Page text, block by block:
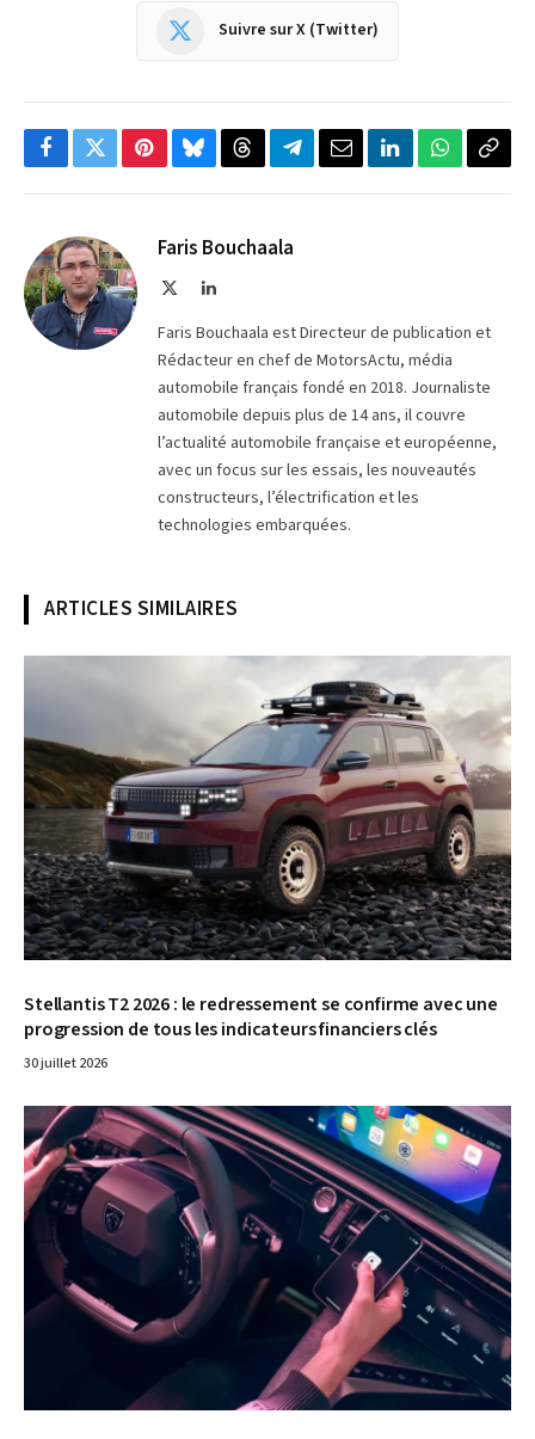
Suivre sur X (Twitter)
Facebook
TwitterPinterestBlueskyThreadsPartager
Telegram
EmailLinkedInWhatsApp
Faris Bouchaala
LinkedIn
Faris Bouchaala est Directeur de publication et
Rédacteur en chef de MotorsActu, média
automobile français fondé en 2018. Journaliste
automobile depuis plus de 14 ans, il couvre
l’actualité automobile française et européenne,
avec un focus sur les essais, les nouveautés
constructeurs, l’électrification et les
technologies embarquées.
ARTICLES SIMILAIRES
Stellantis T2 2026 : le redressement se confirme avec une
progression de tous les indicateurs financiers clés
30 juillet 2026
© Stellantis